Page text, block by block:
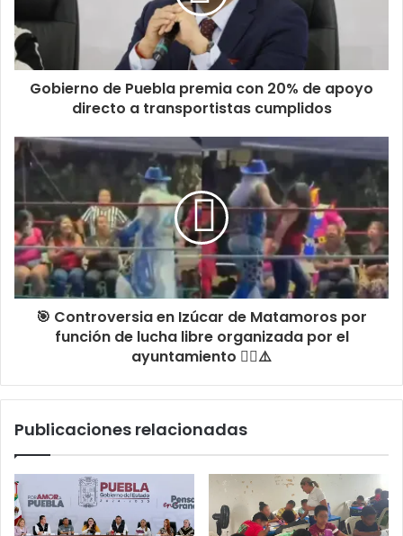
Gobierno de Puebla premia con 20% de apoyo
directo a transportistas cumplidos
🎯 Controversia en Izúcar de Matamoros por
función de lucha libre organizada por el
ayuntamiento 🤼‍♂️⚠️
Publicaciones relacionadas